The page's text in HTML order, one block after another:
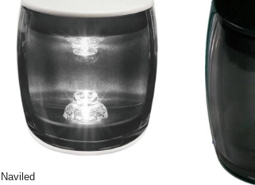
Naviled